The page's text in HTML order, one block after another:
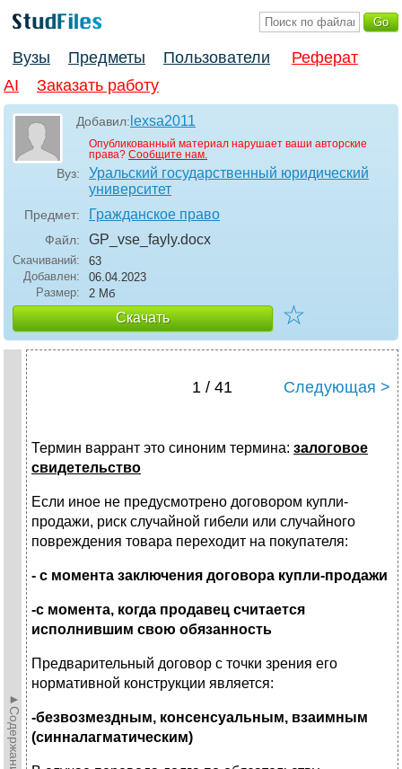
Вузы Предметы Пользователи
Реферат
AI
Заказать работу
Добавил: lexsa2011
Опубликованный материал нарушает ваши авторские
права? Сообщите нам.
Вуз:
Уральский государственный юридический
университет
Предмет: Гражданское право
Файл: GP_vse_fayly.docx
Скачиваний:
63
Добавлен:
06.04.2023
Размер:
2 Мб
Скачать ☆
►Содержание►
1 / 41 Следующая >
Термин варрант это синоним термина: залоговое
свидетельство
Если иное не предусмотрено договором купли-
продажи, риск случайной гибели или случайного
повреждения товара переходит на покупателя:
- с момента заключения договора купли-продажи
-с момента, когда продавец считается
исполнившим свою обязанность
Предварительный договор с точки зрения его
нормативной конструкции является:
-безвозмездным, консенсуальным, взаимным
(синналагматическим)